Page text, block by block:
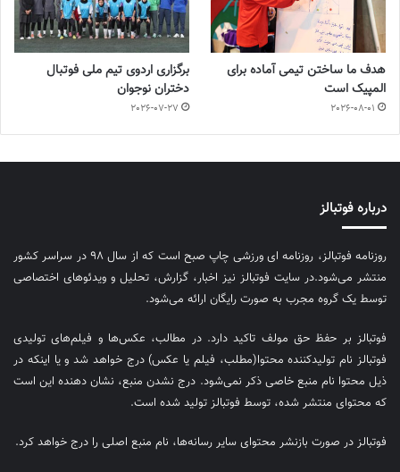
هدف ما ساختن تیمی آماده برای
المپیک است
2026-08-01
برگزاری اردوی تیم ملی فوتبال
دختران نوجوان
2026-07-27
درباره فوتبالز
روزنامه فوتبالز، روزنامه ای ورزشی چاپ صبح است که از سال ۹۸ در سراسر کشور
منتشر می‌شود.در سایت فوتبالز نیز اخبار، گزارش، تحلیل و ویدئوهای اختصاصی
توسط یک گروه مجرب به صورت رایگان ارائه می‌شود.
فوتبالز بر حفظ حق مولف تاکید دارد. در مطالب، عکس‌ها و فیلم‌های تولیدی
فوتبالز نام تولیدکننده محتوا(مطلب، فیلم یا عکس) درج خواهد شد و یا اینکه در
ذیل محتوا نام منبع خاصی ذکر نمی‌‎شود. درج نشدن منبع، نشان دهنده این است
که محتوای منتشر شده، توسط فوتبالز تولید شده است.
فوتبالز در صورت بازنشر محتوای سایر رسانه‌ها، نام منبع اصلی را درج خواهد کرد.